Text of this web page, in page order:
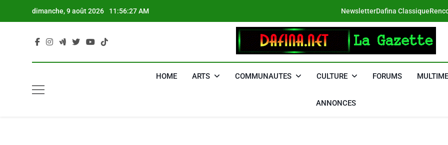
dimanche, 9 août 2026 11:56:28 AM NewsletterDafina Classique
DAFINA
HOME ARTS COMMUNAUTES CULTURE FORUMS
ANNONCES